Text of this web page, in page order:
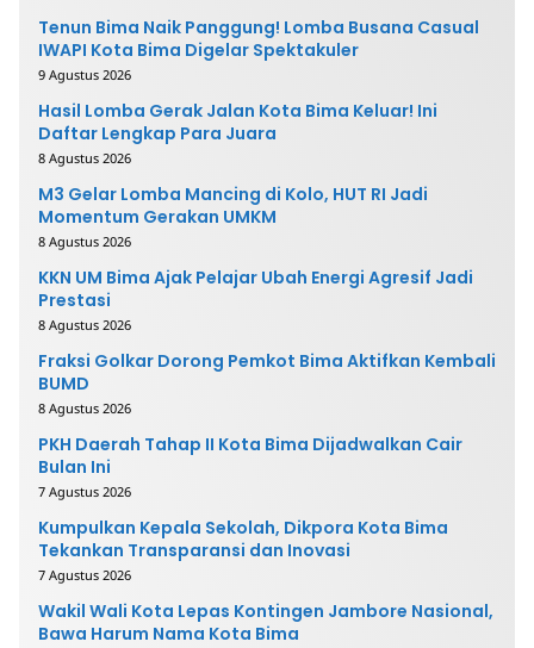
Tenun Bima Naik Panggung! Lomba Busana Casual
IWAPI Kota Bima Digelar Spektakuler
9 Agustus 2026
Hasil Lomba Gerak Jalan Kota Bima Keluar! Ini
Daftar Lengkap Para Juara
8 Agustus 2026
M3 Gelar Lomba Mancing di Kolo, HUT RI Jadi
Momentum Gerakan UMKM
8 Agustus 2026
KKN UM Bima Ajak Pelajar Ubah Energi Agresif Jadi
Prestasi
8 Agustus 2026
Fraksi Golkar Dorong Pemkot Bima Aktifkan Kembali
BUMD
8 Agustus 2026
PKH Daerah Tahap II Kota Bima Dijadwalkan Cair
Bulan Ini
7 Agustus 2026
Kumpulkan Kepala Sekolah, Dikpora Kota Bima
Tekankan Transparansi dan Inovasi
7 Agustus 2026
Wakil Wali Kota Lepas Kontingen Jambore Nasional,
Bawa Harum Nama Kota Bima